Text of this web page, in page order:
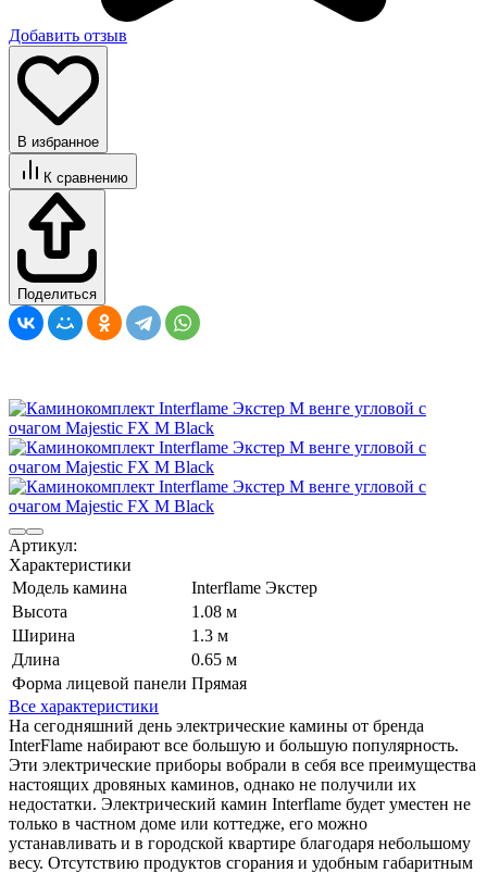
Добавить отзыв
В избранное
К сравнению
Поделиться
Артикул:
Характеристики
Модель камина
Interflame Экстер
Высота
1.08 м
Ширина
1.3 м
Длина
0.65 м
Форма лицевой панели Прямая
Все характеристики
На сегодняшний день электрические камины от бренда
InterFlame набирают все большую и большую популярность.
Эти электрические приборы вобрали в себя все преимущества
настоящих дровяных каминов, однако не получили их
недостатки. Электрический камин Interflame будет уместен не
только в частном доме или коттедже, его можно
устанавливать и в городской квартире благодаря небольшому
весу. Отсутствию продуктов сгорания и удобным габаритным